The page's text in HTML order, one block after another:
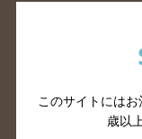
広島県の
山口県の
島根県の
このサイトにはお
歳以